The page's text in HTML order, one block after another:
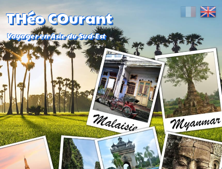
THéo COurant
Voyager en Asie du Sud-Est